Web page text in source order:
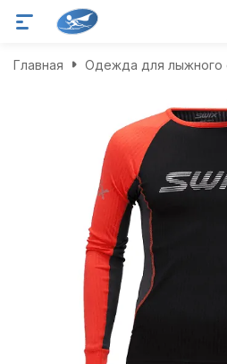
Главная Одежда для лыжного